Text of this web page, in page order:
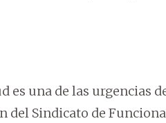
es una de las urgencias
del Sindicato de